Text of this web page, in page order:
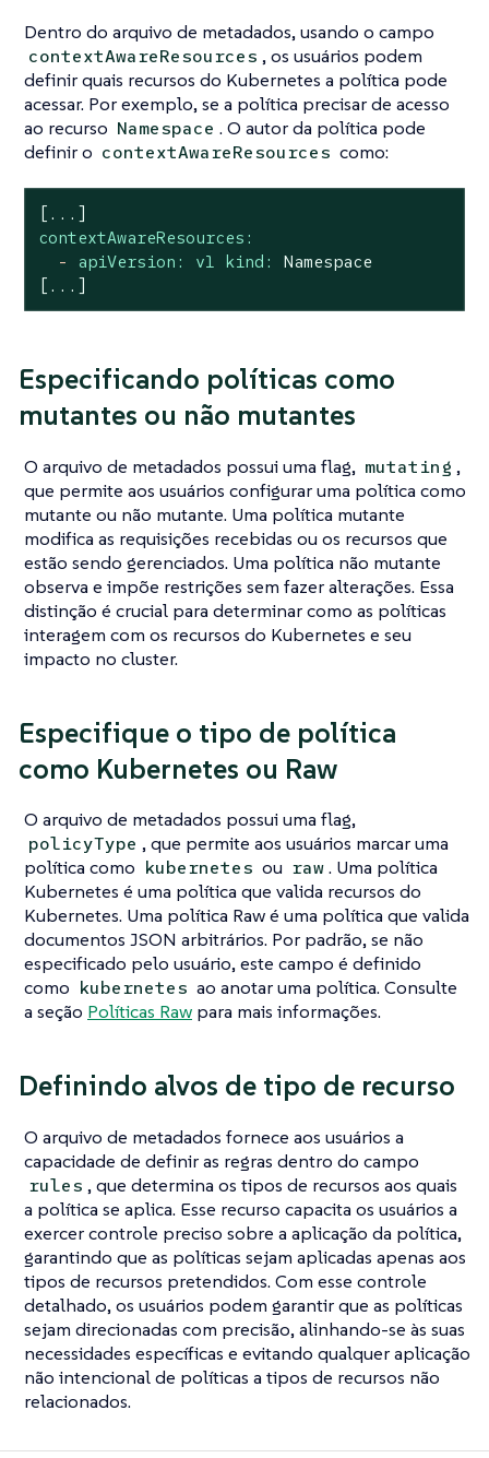
Dentro do arquivo de metadados, usando o campo
contextAwareResources , os usuários podem
definir quais recursos do Kubernetes a política pode
acessar. Por exemplo, se a política precisar de acesso
ao recurso Namespace . O autor da política pode
definir o contextAwareResources como:
[...]
contextAwareResources:
-
apiVersion: v1 kind:
Namespace
[...]
Especificando políticas como
mutantes ou não mutantes
O arquivo de metadados possui uma flag, mutating ,
que permite aos usuários configurar uma política como
mutante ou não mutante. Uma política mutante
modifica as requisições recebidas ou os recursos que
estão sendo gerenciados. Uma política não mutante
observa e impõe restrições sem fazer alterações. Essa
distinção é crucial para determinar como as políticas
interagem com os recursos do Kubernetes e seu
impacto no cluster.
Especifique o tipo de política
como Kubernetes ou Raw
O arquivo de metadados possui uma flag,
policyType , que permite aos usuários marcar uma
política como kubernetes ou raw. Uma política
Kubernetes é uma política que valida recursos do
Kubernetes. Uma política Raw é uma política que valida
documentos JSON arbitrários. Por padrão, se não
especificado pelo usuário, este campo é definido
como kubernetes ao anotar uma política. Consulte
a seção Políticas Raw para mais informações.
Definindo alvos de tipo de recurso
O arquivo de metadados fornece aos usuários a
capacidade de definir as regras dentro do campo
rules , que determina os tipos de recursos aos quais
a política se aplica. Esse recurso capacita os usuários a
exercer controle preciso sobre a aplicação da política,
garantindo que as políticas sejam aplicadas apenas aos
tipos de recursos pretendidos. Com esse controle
detalhado, os usuários podem garantir que as políticas
sejam direcionadas com precisão, alinhando-se às suas
necessidades específicas e evitando qualquer aplicação
não intencional de políticas a tipos de recursos não
relacionados.